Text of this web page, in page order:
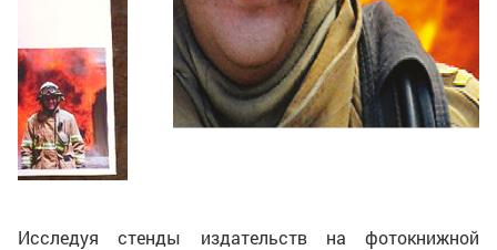
Исследуя стенды издательств на фотокнижной